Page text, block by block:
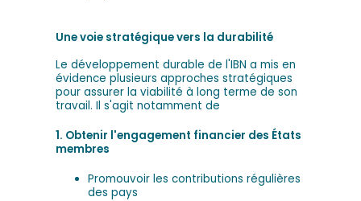
Une voie stratégique vers la durabilité
Le développement durable de l'IBN a mis en
évidence plusieurs approches stratégiques
pour assurer la viabilité à long terme de son
travail. Il s'agit notamment de
1. Obtenir l'engagement financier des États
membres
Promouvoir les contributions régulières
des pays